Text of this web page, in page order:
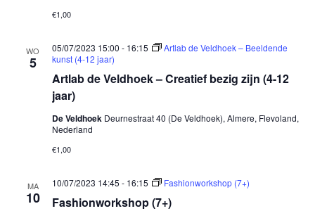
€1,00
WO
5
Artlab de Veldhoek – Creatief bezig zijn (4-12
jaar)
05/07/2023 15:00 - 16:15
Artlab de Veldhoek – Beeldende
kunst (4-12 jaar)
De Veldhoek Deurnestraat 40 (De Veldhoek), Almere, Flevoland,
Nederland
€1,00
MA
10 Fashionworkshop (7+)
10/07/2023 14:45 - 16:15 Fashionworkshop (7+)